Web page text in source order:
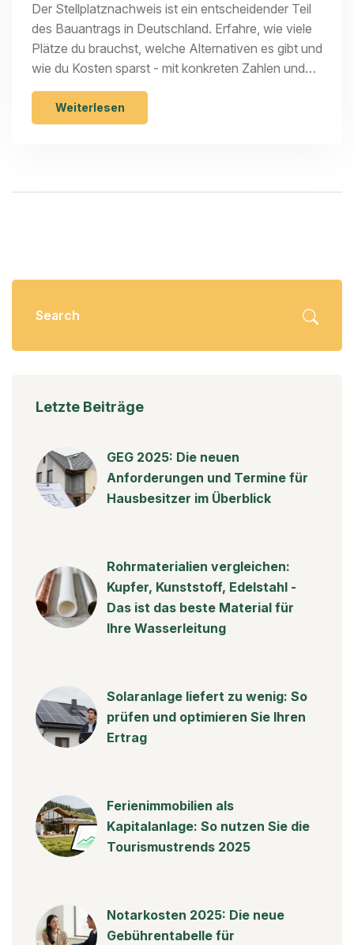
Der Stellplatznachweis ist ein entscheidender Teil
des Bauantrags in Deutschland. Erfahre, wie viele
Plätze du brauchst, welche Alternativen es gibt und
wie du Kosten sparst - mit konkreten Zahlen und
aktuellen Regeln für 2025.
Weiterlesen
Letzte Beiträge
GEG 2025: Die neuen
Anforderungen und Termine für
Hausbesitzer im Überblick
Rohrmaterialien vergleichen:
Kupfer, Kunststoff, Edelstahl -
Das ist das beste Material für
Ihre Wasserleitung
Solaranlage liefert zu wenig: So
prüfen und optimieren Sie Ihren
Ertrag
Ferienimmobilien als
Kapitalanlage: So nutzen Sie die
Tourismustrends 2025
Notarkosten 2025: Die neue
Gebührentabelle für